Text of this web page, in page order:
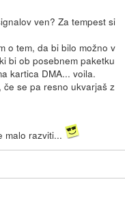
ven? Za tempest si
o tem, da bi bilo možno v
bi ob posebnem paketku
kartica DMA... voila.
se pa resno ukvarjaš z
malo razviti...